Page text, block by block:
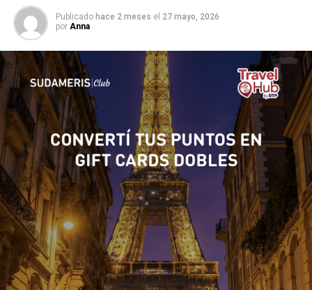
Publicado hace 2 meses el 27 mayo, 2026
por Anna